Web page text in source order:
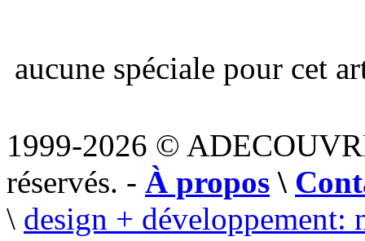
aucune spéciale pour cet
1999-2026 ©
réservés. - À propos \
\ design + développement: